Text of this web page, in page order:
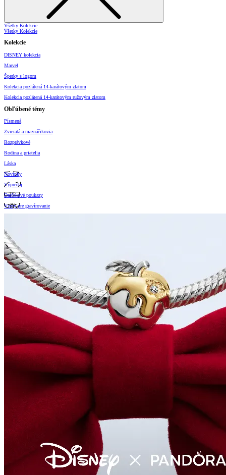
Všetky Kolekcie
Všetky Kolekcie
Kolekcie
DISNEY kolekcia
Marvel
Šperky s logom
Kolekcia pozlátená 14-karátovým zlatom
Kolekcia pozlátená 14-karátovým ružovým zlatom
Obľúbené témy
Písmená
Zvieratá a maznáčikovia
Rozprávkové
Rodina a priatelia
Láska
Novinky
Výpredaj
Darčekové poukazy
Vzory pre gravírovanie